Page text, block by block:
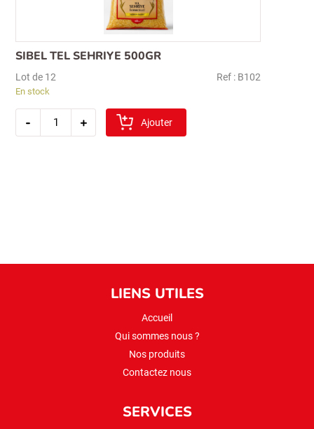
SIBEL TEL SEHRIYE 500GR
Lot de 12 Ref : B102
En stock
-
quantité
+ Ajouter
LIENS UTILES
Accueil
Qui sommes nous ?
Nos produits
Contactez nous
SERVICES